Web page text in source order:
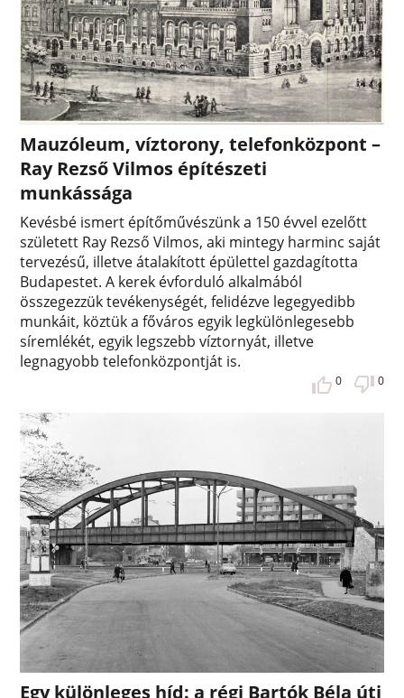
Mauzóleum, víztorony, telefonközpont –
Ray Rezső Vilmos építészeti
munkássága
Kevésbé ismert építőművészünk a 150 évvel ezelőtt
született Ray Rezső Vilmos, aki mintegy harminc saját
tervezésű, illetve átalakított épülettel gazdagította
Budapestet. A kerek évforduló alkalmából
összegezzük tevékenységét, felidézve legegyedibb
munkáit, köztük a főváros egyik legkülönlegesebb
síremlékét, egyik legszebb víztornyát, illetve
legnagyobb telefonközpontját is.
0 0
Egy különleges híd: a régi Bartók Béla úti